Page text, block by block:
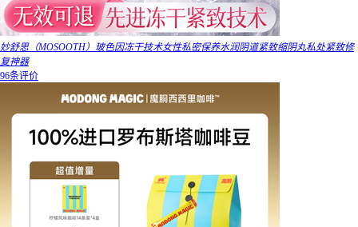
妙舒思（MOSOOTH）玻色因冻干技术女性私密保养水润阴道紧致缩阴丸私处紧致修
复神器
96条评价